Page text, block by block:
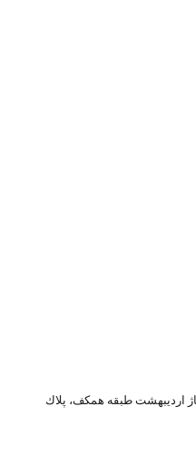
ارديبهشت طبقه همكف، پلاك